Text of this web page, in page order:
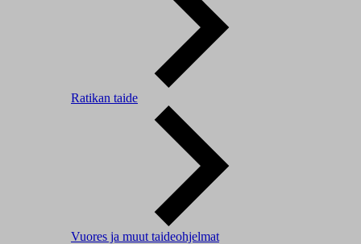
Ratikan taide
Vuores ja muut taideohjelmat